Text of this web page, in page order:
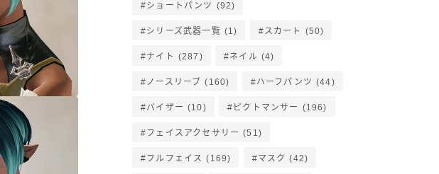
ショートパンツ (92)
シリーズ武器一覧 (1) スカート (50)
ナイト (287) ネイル (4)
ノースリーブ (160) ハーフパンツ (44)
バイザー (10) ピクトマンサー (196)
フェイスアクセサリー (51)
フルフェイス (169) マスク (42)